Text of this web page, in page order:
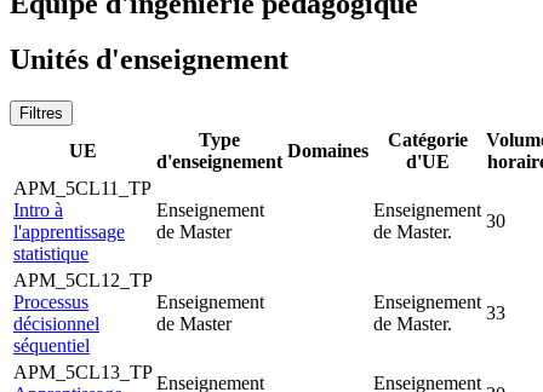
Unités d'enseignement
Filtres
UE
Type
d'enseignement
Domaines
Catégorie
d'UE
APM_5CL11_TP
Intro à
l'apprentissage
statistique
Enseignement
de Master
Enseignement
de Master.
30
APM_5CL12_TP
Processus
décisionnel
séquentiel
Enseignement
de Master
Enseignement
de Master.
33
APM_5CL13_TP
Enseignement
Enseignement